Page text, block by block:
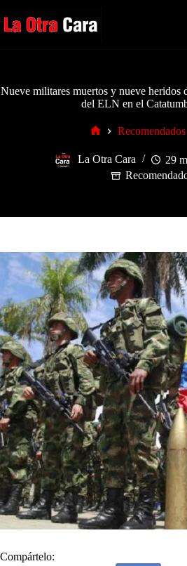
al
contenido
Nueve militares muertos y nueve heridos
del ELN en el
Recomendados
La Otra Cara
29
Compártelo: